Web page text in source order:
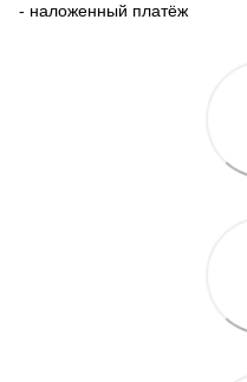
- наложенный платёж